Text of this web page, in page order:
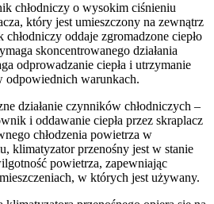
chłodniczy o wysokim ciśnieniu
który jest umieszczony na zewnątrz
oddaje zgromadzone ciepło
skoncentrowanego działania
odprowadzanie ciepła i utrzymanie
odpowiednich warunkach.
działanie czynników chłodniczych –
i oddawanie ciepła przez skraplacz
chłodzenia powietrza w
klimatyzator przenośny jest w stanie
powietrza, zapewniając
w których jest używany.